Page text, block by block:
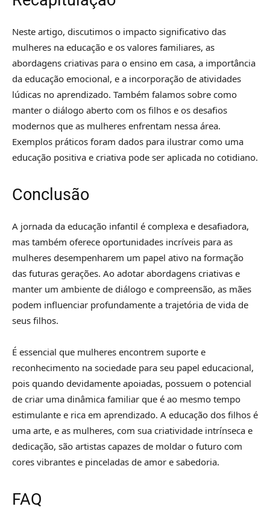
Neste artigo, discutimos o impacto significativo das
mulheres na educação e os valores familiares, as
abordagens criativas para o ensino em casa, a importância
da educação emocional, e a incorporação de atividades
lúdicas no aprendizado. Também falamos sobre como
manter o diálogo aberto com os filhos e os desafios
modernos que as mulheres enfrentam nessa área.
Exemplos práticos foram dados para ilustrar como uma
educação positiva e criativa pode ser aplicada no cotidiano.
Conclusão
A jornada da educação infantil é complexa e desafiadora,
mas também oferece oportunidades incríveis para as
mulheres desempenharem um papel ativo na formação
das futuras gerações. Ao adotar abordagens criativas e
manter um ambiente de diálogo e compreensão, as mães
podem influenciar profundamente a trajetória de vida de
seus filhos.
É essencial que mulheres encontrem suporte e
reconhecimento na sociedade para seu papel educacional,
pois quando devidamente apoiadas, possuem o potencial
de criar uma dinâmica familiar que é ao mesmo tempo
estimulante e rica em aprendizado. A educação dos filhos é
uma arte, e as mulheres, com sua criatividade intrínseca e
dedicação, são artistas capazes de moldar o futuro com
cores vibrantes e pinceladas de amor e sabedoria.
FAQ